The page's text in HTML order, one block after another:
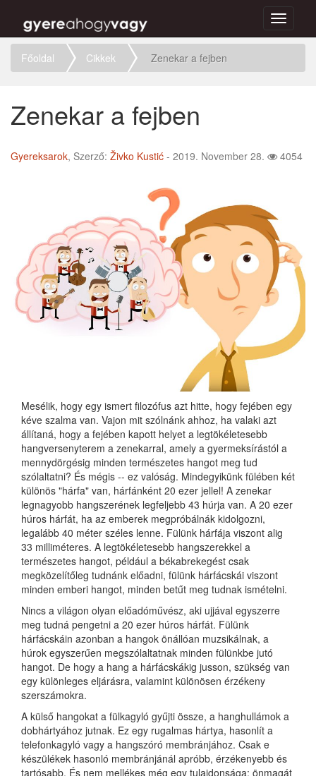
Toggle
Főoldal
Cikkek Zenekar a fejben
Zenekar a fejben
Gyereksarok, Szerző: Živko Kustić - 2019. November 28. 4054
Mesélik, hogy egy ismert filozófus azt hitte, hogy fejében egy
kéve szalma van. Vajon mit szólnánk ahhoz, ha valaki azt
állítaná, hogy a fejében kapott helyet a legtökéletesebb
hangversenyterem a zenekarral, amely a gyermeksírástól a
mennydörgésig minden természetes hangot meg tud
szólaltatni? És mégis -- ez valóság. Mindegyikünk fülében két
különös "hárfa" van, hárfánként 20 ezer jellel! A zenekar
legnagyobb hangszerének legfeljebb 43 húrja van. A 20 ezer
húros hárfát, ha az emberek megpróbálnák kidolgozni,
legalább 40 méter széles lenne. Fülünk hárfája viszont alig
33 milliméteres. A legtökéletesebb hangszerekkel a
természetes hangot, például a békabrekegést csak
megközelítőleg tudnánk előadni, fülünk hárfácskái viszont
minden emberi hangot, minden betűt meg tudnak ismételni.
Nincs a világon olyan előadóművész, aki ujjával egyszerre
meg tudná pengetni a 20 ezer húros hárfát. Fülünk
hárfácskáin azonban a hangok önállóan muzsikálnak, a
húrok egyszerűen megszólaltatnak minden fülünkbe jutó
hangot. De hogy a hang a hárfácskákig jusson, szükség van
egy különleges eljárásra, valamint különösen érzékeny
szerszámokra.
A külső hangokat a fülkagyló gyűjti össze, a hanghullámok a
dobhártyához jutnak. Ez egy rugalmas hártya, hasonlít a
telefonkagyló vagy a hangszóró membránjához. Csak e
készülékek hasonló membránjánál apróbb, érzékenyebb és
tartósabb. És nem mellékes még egy tulajdonsága: önmagát